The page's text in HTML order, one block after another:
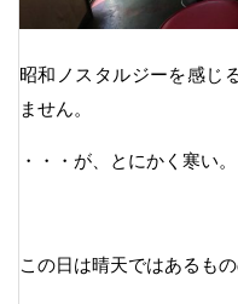
昭和ノスタルジーを感じ
ません。
・・・が、とにかく寒い。
この日は晴天ではあるも